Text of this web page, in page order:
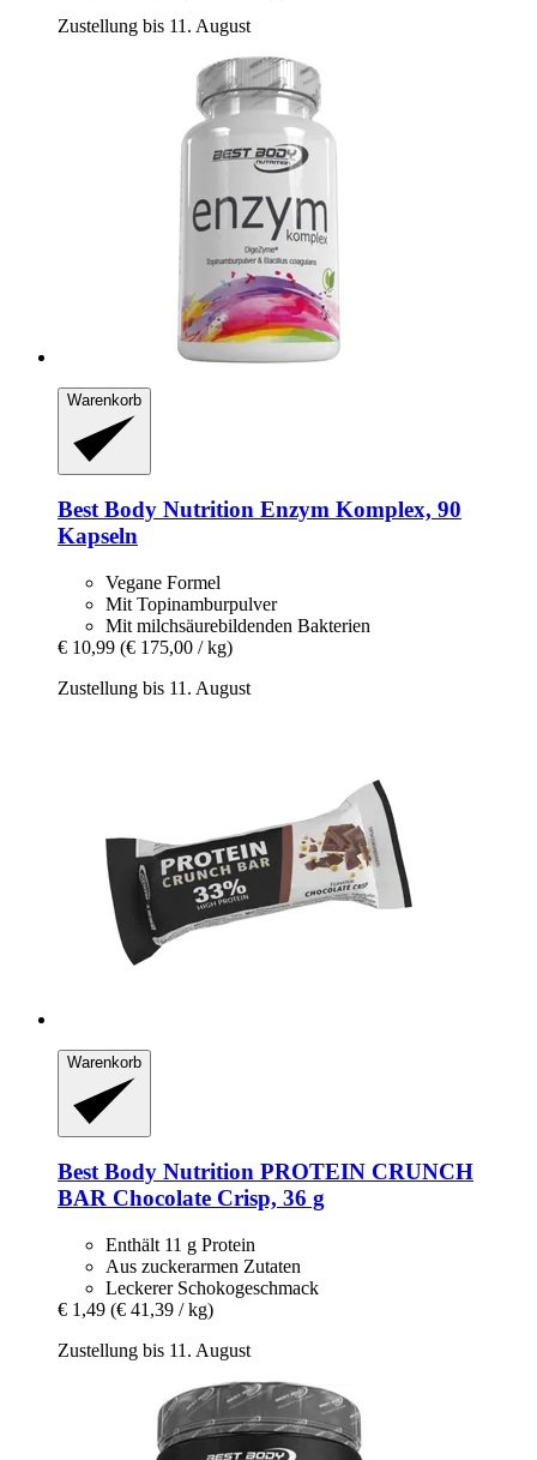
Zustellung bis 11. August
Warenkorb
Best Body Nutrition Enzym Komplex, 90
Kapseln
Vegane Formel
Mit Topinamburpulver
Mit milchsäurebildenden Bakterien
€ 10,99 (€ 175,00 / kg)
Zustellung bis 11. August
Warenkorb
Best Body Nutrition PROTEIN CRUNCH
BAR Chocolate Crisp, 36 g
Enthält 11 g Protein
Aus zuckerarmen Zutaten
Leckerer Schokogeschmack
€ 1,49 (€ 41,39 / kg)
Zustellung bis 11. August